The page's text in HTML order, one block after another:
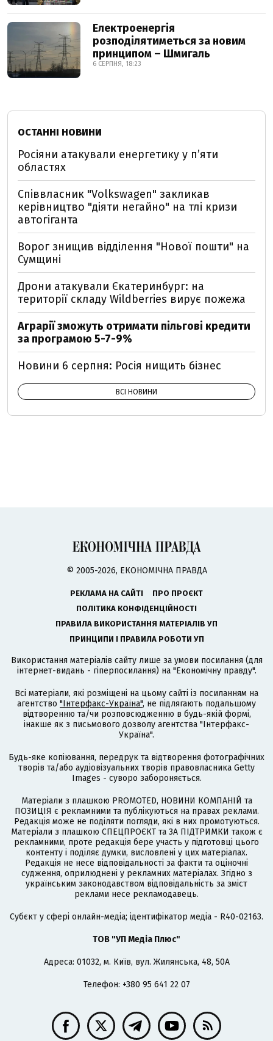
Електроенергія
розподілятиметься за новим
принципом – Шмигаль
6 СЕРПНЯ, 18:23
ОСТАННІ НОВИНИ
Росіяни атакували енергетику у пʼяти
областях
Співвласник "Volkswagen" закликав
керівництво "діяти негайно" на тлі кризи
автогіганта
Ворог знищив відділення "Нової пошти" на
Сумщині
Дрони атакували Єкатеринбург: на
території складу Wildberries вирує пожежа
Аграрії зможуть отримати пільгові кредити
за програмою 5-7-9%
Новини 6 серпня: Росія нищить бізнес
ВСІ НОВИНИ
© 2005-2026, ЕКОНОМІЧНА ПРАВДА
РЕКЛАМА НА САЙТІ
ПРО ПРОЄКТ
ПОЛІТИКА КОНФІДЕНЦІЙНОСТІ
ПРАВИЛА ВИКОРИСТАННЯ МАТЕРІАЛІВ УП
ПРИНЦИПИ І ПРАВИЛА РОБОТИ УП
Використання матеріалів сайту лише за умови посилання (для
інтернет-видань - гіперпосилання) на "Економічну правду".
Всі матеріали, які розміщені на цьому сайті із посиланням на
агентство "Інтерфакс-Україна", не підлягають подальшому
відтворенню та/чи розповсюдженню в будь-якій формі,
інакше як з письмового дозволу агентства "Інтерфакс-
Україна".
Будь-яке копіювання, передрук та відтворення фотографічних
творів та/або аудіовізуальних творів правовласника Getty
Images - суворо забороняється.
Матеріали з плашкою PROMOTED, НОВИНИ КОМПАНІЙ та
ПОЗИЦІЯ є рекламними та публікуються на правах реклами.
Редакція може не поділяти погляди, які в них промотуються.
Матеріали з плашкою СПЕЦПРОЄКТ та ЗА ПІДТРИМКИ також є
рекламними, проте редакція бере участь у підготовці цього
контенту і поділяє думки, висловлені у цих матеріалах.
Редакція не несе відповідальності за факти та оціночні
судження, оприлюднені у рекламних матеріалах. Згідно з
українським законодавством відповідальність за зміст
реклами несе рекламодавець.
Cубєкт у сфері онлайн-медіа; ідентифікатор медіа - R40-02163.
ТОВ "УП Медіа Плюс"
Адреса: 01032, м. Київ, вул. Жилянська, 48, 50А
Телефон: +380 95 641 22 07